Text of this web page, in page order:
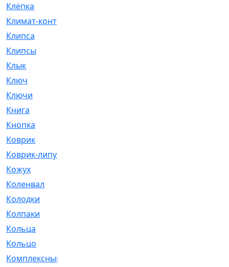
Клёпка
Климат-контроль
Клипса
Клипсы
Клык
Ключ
Ключи
Книга
Кнопка
Коврик
Коврик-липучка
Кожух
Коленвал
Колодки
Колпаки
Кольца
Кольцо
Комплексный